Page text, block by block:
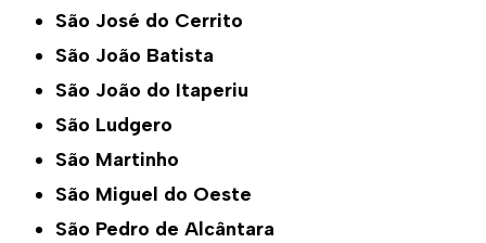
São José do Cerrito
São João Batista
São João do Itaperiu
São Ludgero
São Martinho
São Miguel do Oeste
São Pedro de Alcântara